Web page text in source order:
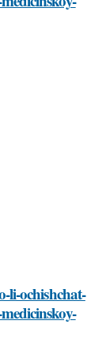
li-ochishchat-